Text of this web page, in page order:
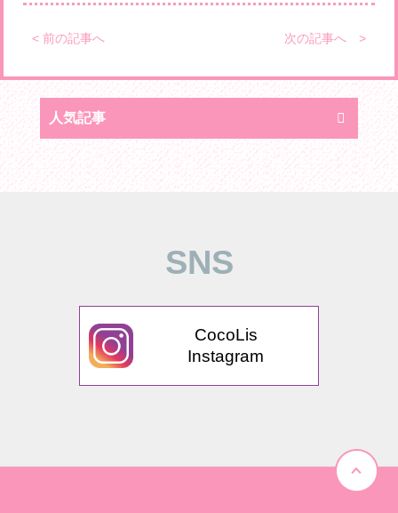
< 前の記事へ 次の記事へ >
人気記事
SNS
CocoLis
Instagram